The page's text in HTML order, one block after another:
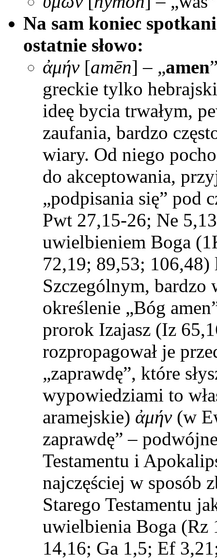
Na sam koniec
ostatnie słowo:
ἀμήν[amēn] – „amen
greckie tylko
ideę bycia trwałym,
zaufania, bardzo
wiary. Od niego
do akceptowania,
„podpisania się” pod
Pwt 27,15-26; Ne
uwielbieniem Boga
72,19; 89,53;
Szczególnym,
określenie „Bóg
prorok Izajasz (Iz
rozpropagował je
„zaprawdę”, które
wypowiedziami to
aramejskie) ἀμήν(w
zaprawdę” –
Testamentu i
najczęściej w sposób
Starego Testamentu
uwielbienia Boga (Rz
14,16; Ga 1,5; Ef